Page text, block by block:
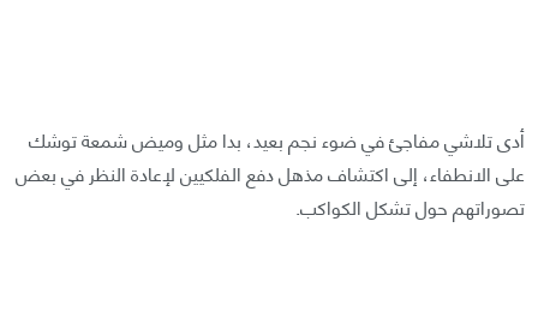
أدى تلاشي مفاجئ في ضوء نجم بعيد، بدا مثل وميض شمعة توشك
على الانطفاء، إلى اكتشاف مذهل دفع الفلكيين لإعادة النظر في بعض
تصوراتهم حول تشكل الكواكب.